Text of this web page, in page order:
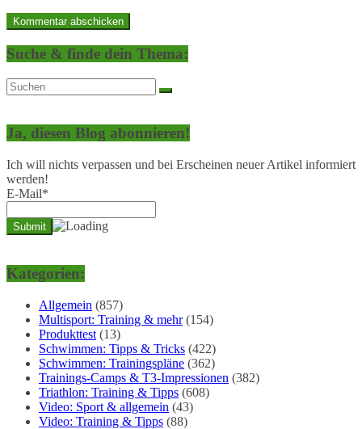
Suche & finde dein Thema:
Ja, diesen Blog abonnieren!
Ich will nichts verpassen und bei Erscheinen neuer Artikel informiert
werden!
E-Mail*
Kategorien:
Allgemein (857)
Multisport: Training & mehr(154)
Produkttest (13)
Schwimmen: Tipps & Tricks (422)
Schwimmen: Trainingspläne (362)
Trainings-Camps & T3-Impressionen (382)
Triathlon: Training & Tipps (608)
Video: Sport & allgemein (43)
Video: Training & Tipps (88)